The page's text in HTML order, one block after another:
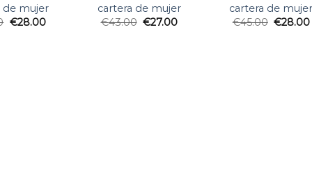
de mujer
€28.00
cartera de mujer
€43.00 €27.00
cartera de
€45.00 €28.00